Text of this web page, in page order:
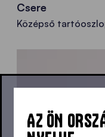
Csere
Középső
AZ ÖN